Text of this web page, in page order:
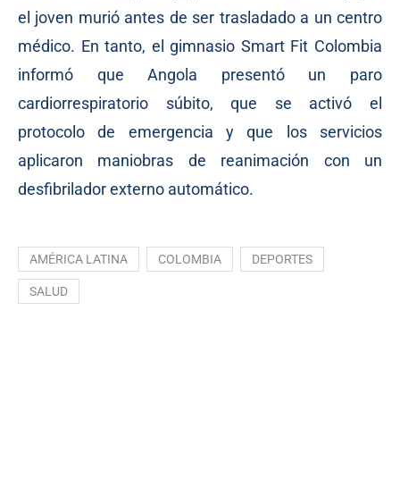
el joven murió antes de ser trasladado a un centro
médico. En tanto, el gimnasio Smart Fit Colombia
informó que Angola presentó un paro
cardiorrespiratorio súbito, que se activó el
protocolo de emergencia y que los servicios
aplicaron maniobras de reanimación con un
desfibrilador externo automático.
AMÉRICA LATINA COLOMBIA DEPORTES
SALUD